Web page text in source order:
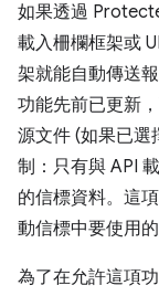
如果透過
載入柵欄框架或
架就能自動傳送
功能先前已更新
源文件 (如果已選
制：只有與 API
的信標資料。這
動信標中要使用的
為了在允許這項